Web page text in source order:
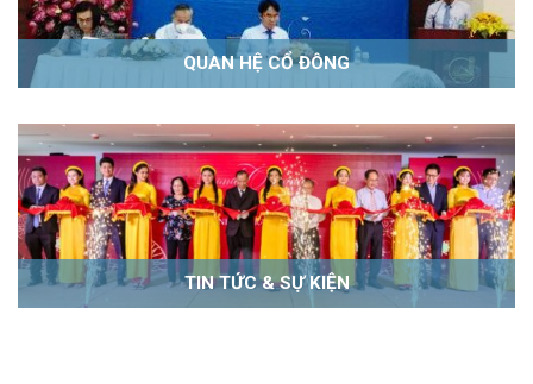
QUAN HỆ CỔ ĐÔNG
TIN TỨC & SỰ KIỆN